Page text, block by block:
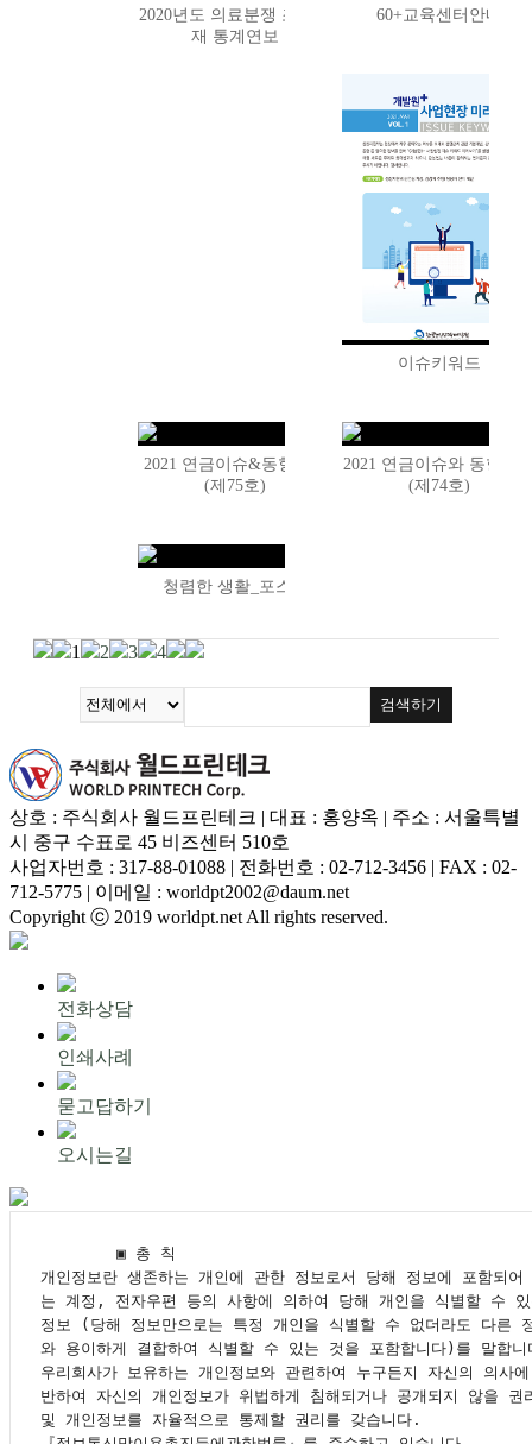
2020년도 의료분쟁 조정중
재 통계연보
60+교육센터안내
이슈키워드
2021 연금이슈&동향분석
(제75호)
2021 연금이슈와 동향분
(제74호)
청렴한 생활_포스터
1 2 3 4
검색하기
상호 : 주식회사 월드프린테크 | 대표 : 홍양옥 | 주소 : 서울특별
시 중구 수표로 45 비즈센터 510호
사업자번호 : 317-88-01088 | 전화번호 : 02-712-3456 | FAX : 02-
712-5775 | 이메일 : worldpt2002@daum.net
Copyright ⓒ 2019 worldpt.net All rights reserved.
전화상담
인쇄사례
묻고답하기
오시는길